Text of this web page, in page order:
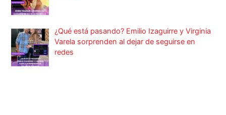
¿Qué está pasando? Emilio Izaguirre y Virginia
Varela sorprenden al dejar de seguirse en
redes